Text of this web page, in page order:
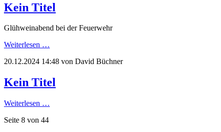
Kein Titel
Glühweinabend bei der Feuerwehr
Weiterlesen …
20.12.2024 14:48 von David Büchner
Kein Titel
Weiterlesen …
Seite 8 von 44